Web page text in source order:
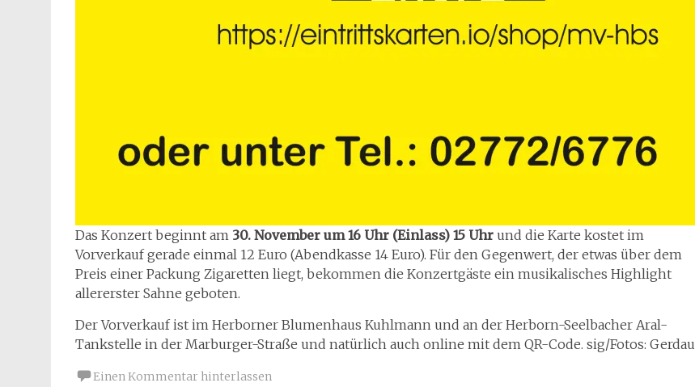
Das Konzert beginnt am 30. November um 16 Uhr (Einlass) 15 Uhr und die Karte kostet im
Vorverkauf gerade einmal 12 Euro (Abendkasse 14 Euro). Für den Gegenwert, der etwas über dem
Preis einer Packung Zigaretten liegt, bekommen die Konzertgäste ein musikalisches Highlight
allererster Sahne geboten.
Der Vorverkauf ist im Herborner Blumenhaus Kuhlmann und an der Herborn-Seelbacher Aral-
Tankstelle in der Marburger-Straße und natürlich auch online mit dem QR-Code. sig/Fotos: Gerdau
Einen Kommentar hinterlassen